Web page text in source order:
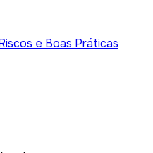
e Boas Práticas